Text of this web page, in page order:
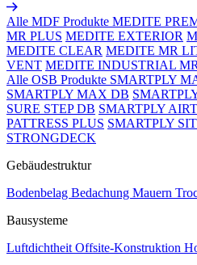
Alle MDF Produkte MEDITE
MR PLUS MEDITE EXTERIOR
MEDITE CLEAR MEDITE MR
VENT MEDITE INDUSTRIAL MR
Alle OSB Produkte SMARTPLY
SMARTPLY MAX DB
SURE STEP DB SMARTPLY
PATTRESS PLUS SMARTPLY
STRONGDECK
Gebäudestruktur
Bodenbelag Bedachung Mauern
Bausysteme
Luftdichtheit Offsite-Konstruktion